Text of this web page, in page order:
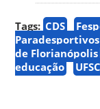
Tags: CDS
Paradesportivos
de Florianópolis
educação
UFSC